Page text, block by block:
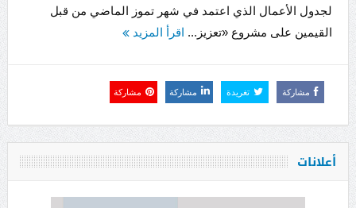
لجدول الأعمال الذي اعتمد في شهر تموز الماضي من قبل
القيمين على مشروع «تعزيز... اقرأ المزيد
مشاركة تغريدة مشاركة مشاركة
أعلانات